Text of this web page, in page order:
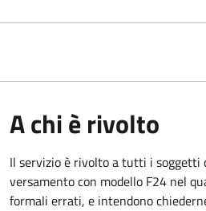
A chi è rivolto
Il servizio è rivolto a tutti i soggetti
versamento con modello F24 nel
formali errati, e intendono